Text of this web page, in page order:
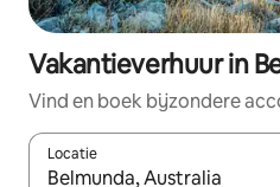
Vakantieverhuur in
Vind en boek bijzondere
Locatie
Wanneer er suggesties